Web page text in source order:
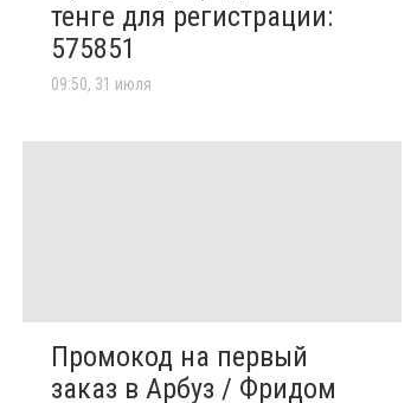
тенге для регистрации:
575851
09:50, 31 июля
Промокод на первый
заказ в Арбуз / Фридом